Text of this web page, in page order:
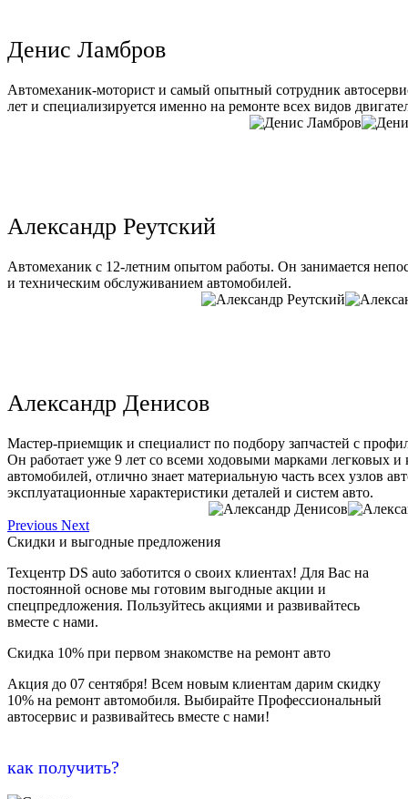
Денис Ламбров
Автомеханик-моторист и самый опытный сотрудник
лет и специализируется именно на ремонте всех видов
Александр Реутский
Автомеханик с 12-летним опытом работы. Он занимается
и техническим обслуживанием автомобилей.
Александр Денисов
Мастер-приемщик и специалист по подбору запчастей с
Он работает уже 9 лет со всеми ходовыми марками легковых и
автомобилей, отлично знает материальную часть всех узлов
эксплуатационные характеристики деталей и систем авто.
Previous Next
Скидки и выгодные предложения
Техцентр DS auto заботится о своих клиентах! Для Вас на
постоянной основе мы готовим выгодные акции и
спецпредложения. Пользуйтесь акциями и развивайтесь
вместе с нами.
Скидка 10% при первом знакомстве на ремонт авто
Акция до 07 сентября! Всем новым клиентам дарим скидку
10% на ремонт автомобиля. Выбирайте Профессиональный
автосервис и развивайтесь вместе с нами!
как получить?